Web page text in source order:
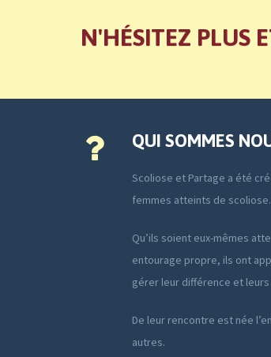
N'HÉSITEZ PLUS
QUI SOMMES
Scoliose et Partage a été
femmes atteints de scoliose.
Qu’ils soient eux-mêmes
entourage propre, ils ont
gérer leur différence et
De leur rencontre est née
autres.